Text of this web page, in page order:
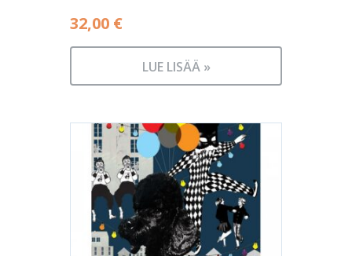
32,00 €
LUE LISÄÄ »